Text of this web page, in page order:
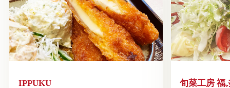
IPPUKU 旬菜工房 福